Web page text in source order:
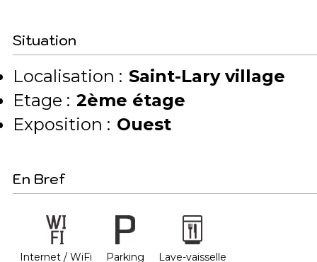
Situation
Localisation : Saint-Lary village
Etage : 2ème étage
Exposition : Ouest
En Bref
Internet / WiFi Parking Lave-vaisselle